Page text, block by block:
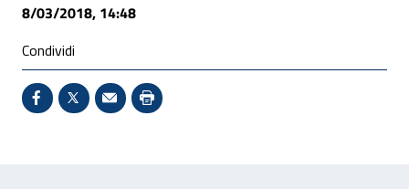
8/03/2018, 14:48
Condividi
Condividi su Facebook - Sito esterno - Apertura in
X - Sito esterno - Apertura in nuova finestra
Invio Mail: apre il programma di posta
Stampa pagina: scelta meno